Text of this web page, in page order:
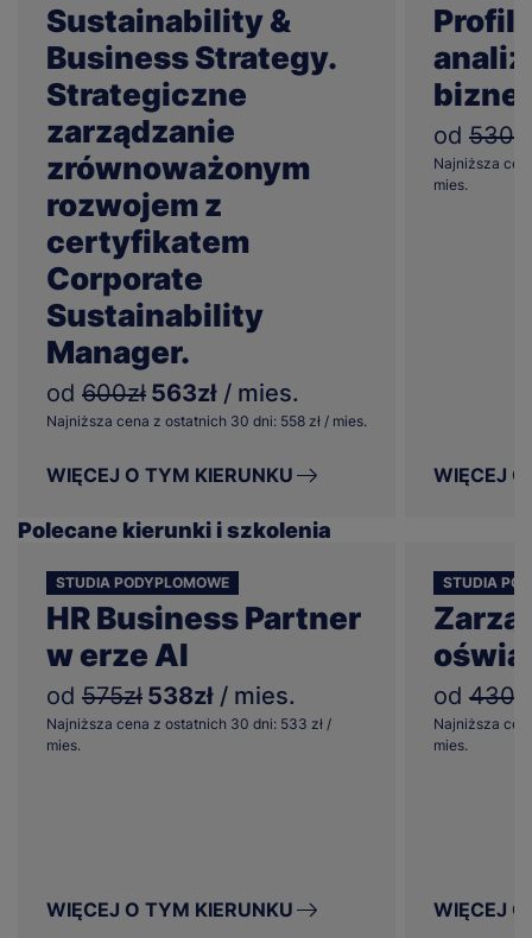
Sustainability &
Business Strategy.
Strategiczne
zarządzanie
zrównoważonym
rozwojem z
certyfikatem
Corporate
Sustainability
Manager.
od 600zł 563zł / mies.
Najniższa cena z ostatnich 30 dni: 558 zł / mies.
WIĘCEJ O TYM KIERUNKU
od 530zł
Najniższa
mies.
WIĘCEJ
Polecane kierunki i szkolenia
STUDIA PODYPLOMOWE
HR Business Partner
w erze AI
od 575zł 538zł / mies.
Najniższa cena z ostatnich 30 dni: 533 zł /
mies.
WIĘCEJ O TYM KIERUNKU
STUDIA
od
Najniższa
mies.
WIĘCEJ